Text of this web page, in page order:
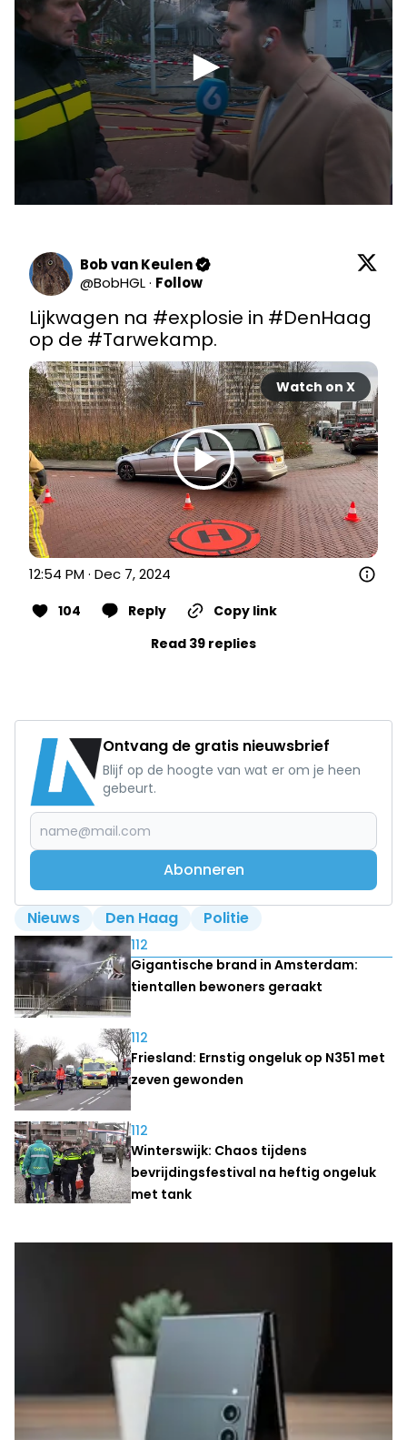
Bob van Keulen
@BobHGL· Follow
Lijkwagen na #explosie in #DenHaag
op de #Tarwekamp.
Watch on X
12:54 PM · Dec 7, 2024
104 Reply
Copy link
Read 39 replies
Ontvang de gratis nieuwsbrief
Blijf op de hoogte van wat er om je heen
gebeurt.
Abonneren
Nieuws Den Haag Politie
Lees ook
112
Gigantische brand in Amsterdam:
tientallen bewoners geraakt
112
Friesland: Ernstig ongeluk op N351 met
zeven gewonden
112
Winterswijk: Chaos tijdens
bevrijdingsfestival na heftig ongeluk
met tank
Laatste nieuws